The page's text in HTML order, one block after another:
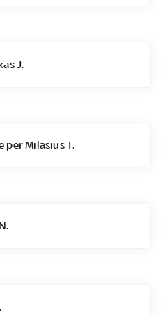
J.
per Milasius T.